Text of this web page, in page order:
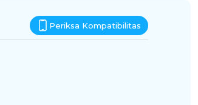
Periksa Kompatibilitas